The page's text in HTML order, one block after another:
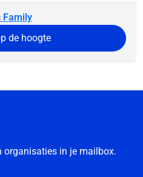
Family
de hoogte
organisaties in je mailbox.